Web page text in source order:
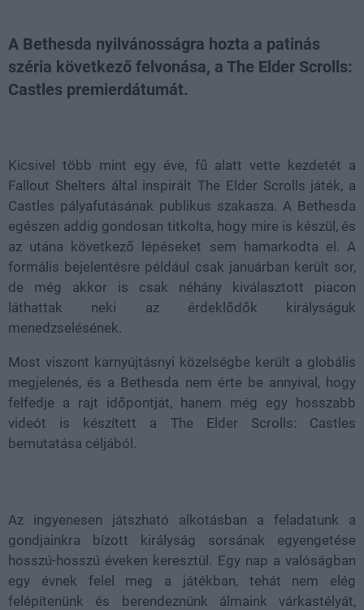
A Bethesda nyilvánosságra hozta a patinás
széria következő felvonása, a The Elder Scrolls:
Castles premierdátumát.
Kicsivel több mint egy éve, fű alatt vette kezdetét a
Fallout Shelters által inspirált The Elder Scrolls játék, a
Castles pályafutásának publikus szakasza. A Bethesda
egészen addig gondosan titkolta, hogy mire is készül, és
az utána következő lépéseket sem hamarkodta el. A
formális bejelentésre például csak januárban került sor,
de még akkor is csak néhány kiválasztott piacon
láthattak neki az érdeklődők királyságuk
menedzselésének.
Most viszont karnyújtásnyi közelségbe került a globális
megjelenés, és a Bethesda nem érte be annyival, hogy
felfedje a rajt időpontját, hanem még egy hosszabb
videót is készített a The Elder Scrolls: Castles
bemutatása céljából.
Az ingyenesen játszható alkotásban a feladatunk a
gondjainkra bízott királyság sorsának egyengetése
hosszú-hosszú éveken keresztül. Egy nap a valóságban
egy évnek felel meg a játékban, tehát nem elég
felépítenünk és berendeznünk álmaink várkastélyát,